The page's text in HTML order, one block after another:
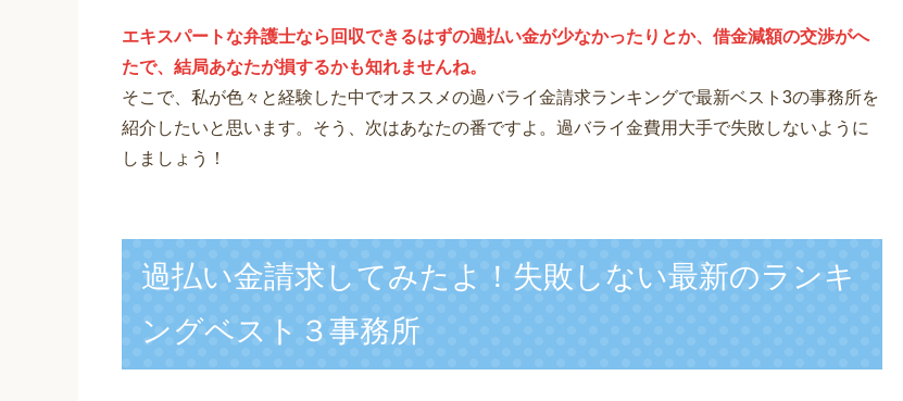
エキスパートな弁護士なら回収できるはずの過払い金が少なかったりとか、借金減額の交渉がへ
たで、結局あなたが損するかも知れませんね。
そこで、私が色々と経験した中でオススメの過バライ金請求ランキングで最新ベスト3の事務所を
紹介したいと思います。そう、次はあなたの番ですよ。過バライ金費用大手で失敗しないように
しましょう！
過払い金請求してみたよ！失敗しない最新のランキ
ングベスト３事務所